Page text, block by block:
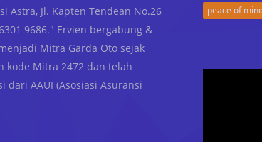
Astra, Jl. Kapten Tendean No.26
9686." Ervien bergabung &
Mitra Garda Oto sejak
kode Mitra 2472 dan telah
dari AAUI (Asosiasi Asuransi
peace of